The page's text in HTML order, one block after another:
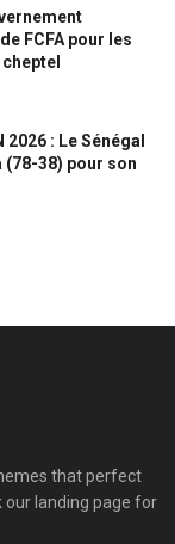
FCFA pour les
2026 : Le Sénégal
(78-38) pour son
that perfect
our landing page for